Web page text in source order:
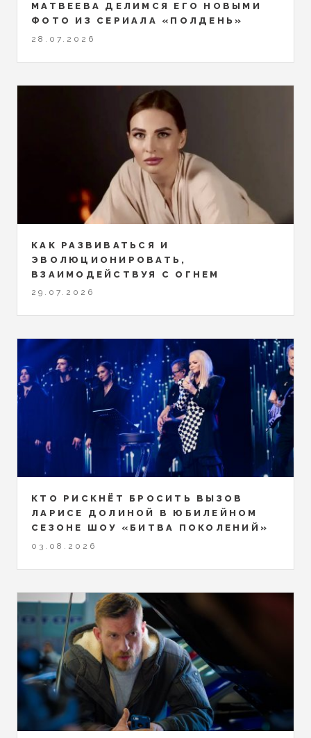
МАТВЕЕВА ДЕЛИМСЯ ЕГО НОВЫМИ
ФОТО ИЗ СЕРИАЛА «ПОЛДЕНЬ»
28.07.2026
КАК РАЗВИВАТЬСЯ И
ЭВОЛЮЦИОНИРОВАТЬ,
ВЗАИМОДЕЙСТВУЯ С ОГНЕМ
29.07.2026
КТО РИСКНЁТ БРОСИТЬ ВЫЗОВ
ЛАРИСЕ ДОЛИНОЙ В ЮБИЛЕЙНОМ
СЕЗОНЕ ШОУ «БИТВА ПОКОЛЕНИЙ»
03.08.2026